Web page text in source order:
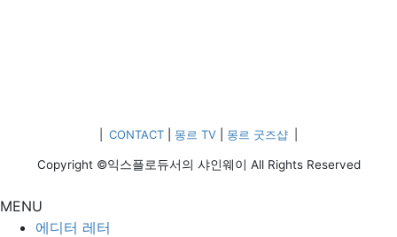
CONTACT 몽르 TV 몽르 굿즈샵
Copyright ©익스플로듀서의 샤인웨이 All Rights Reserved
MENU
에디터 레터